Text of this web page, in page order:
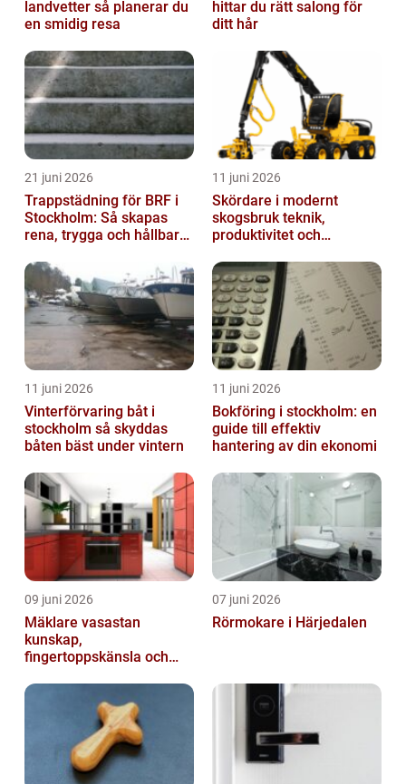
landvetter så planerar du
en smidig resa
hittar du rätt salong för
ditt hår
21 juni 2026
Trappstädning för BRF i
Stockholm: Så skapas
rena, trygga och hållbara
11 juni 2026
Skördare i modernt
skogsbruk teknik,
produktivitet och
11 juni 2026
Vinterförvaring båt i
stockholm så skyddas
båten bäst under vintern
11 juni 2026
Bokföring i stockholm: en
guide till effektiv
hantering av din ekonomi
09 juni 2026
Mäklare vasastan
kunskap,
fingertoppskänsla och
07 juni 2026
Rörmokare i Härjedalen